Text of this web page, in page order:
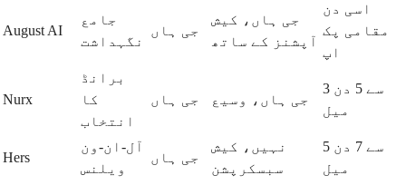
August AI
جامع
نگہداشت
جی ہاں
جی ہاں، کیش
آپشنز کے ساتھ
اسی دن
مقامی پک
اپ
Nurx
برانڈ
کا
انتخاب
جی ہاں جی ہاں، وسیع
3 سے 5 دن
میل
Hers
آل-ان-ون
ویلنس
جی ہاں
نہیں، کیش
سبسکرپشن
5 سے 7 دن
میل